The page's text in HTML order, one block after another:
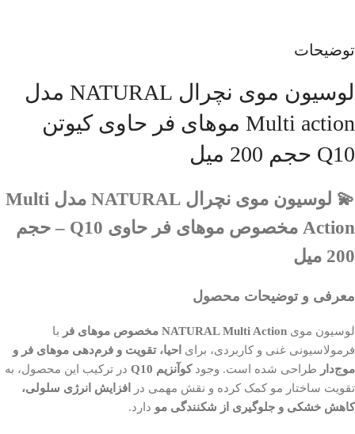
توضیحات
لوسیون موی نچرال NATURAL مدل
Multi action موهای فر حاوی کیوتن
Q10 حجم 200 میل
💫 لوسیون موی نچرال NATURAL مدل Multi
Action مخصوص موهای فر حاوی Q10 – حجم
200 میل
معرفی و توضیحات محصول
لوسیون موی NATURAL Multi Action مخصوص موهای فر
با
فرمولاسیونی غنی و کاربردی، برای احیا، تقویت و فرم‌دهی موهای فر و
موج‌دار طراحی شده است. وجودکوآنزیم Q10
در ترکیب این محصول، به
تقویت ساختار مو کمک کرده و نقش مهمی در
افزایش انرژی سلولی،
کاهش خشکی و جلوگیری از شکنندگی مو دارد.